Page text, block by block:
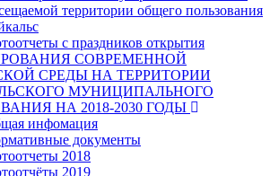
территории общего пользования
с праздников открытия
СОВРЕМЕННОЙ
СРЕДЫ НА ТЕРРИТОРИИ
МУНИЦИПАЛЬНОГО
НА 2018-2030 ГОДЫ
инфомация
документы
2018
2019